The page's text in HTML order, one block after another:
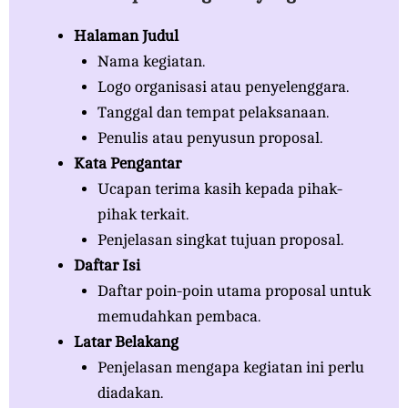
Halaman Judul
Nama kegiatan.
Logo organisasi atau penyelenggara.
Tanggal dan tempat pelaksanaan.
Penulis atau penyusun proposal.
Kata Pengantar
Ucapan terima kasih kepada pihak-
pihak terkait.
Penjelasan singkat tujuan proposal.
Daftar Isi
Daftar poin-poin utama proposal untuk
memudahkan pembaca.
Latar Belakang
Penjelasan mengapa kegiatan ini perlu
diadakan.